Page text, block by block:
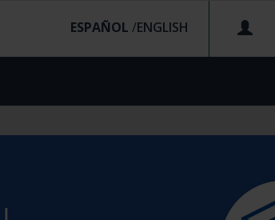
ESPAÑOL /